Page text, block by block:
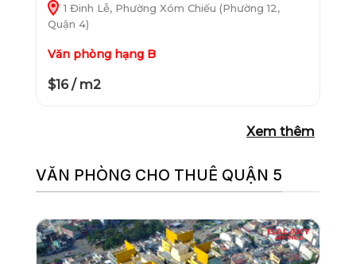
1 Đinh Lễ, Phường Xóm Chiếu (Phường 12,
Quận 4)
Văn phòng hạng B
$16 / m2
Xem thêm
VĂN PHÒNG CHO THUÊ QUẬN 5